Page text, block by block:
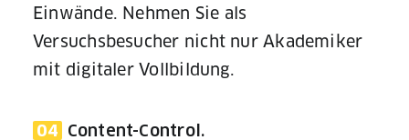
Einwände. Nehmen Sie als
Versuchsbesucher nicht nur Akademiker
mit digitaler Vollbildung.
04 Content-Control.